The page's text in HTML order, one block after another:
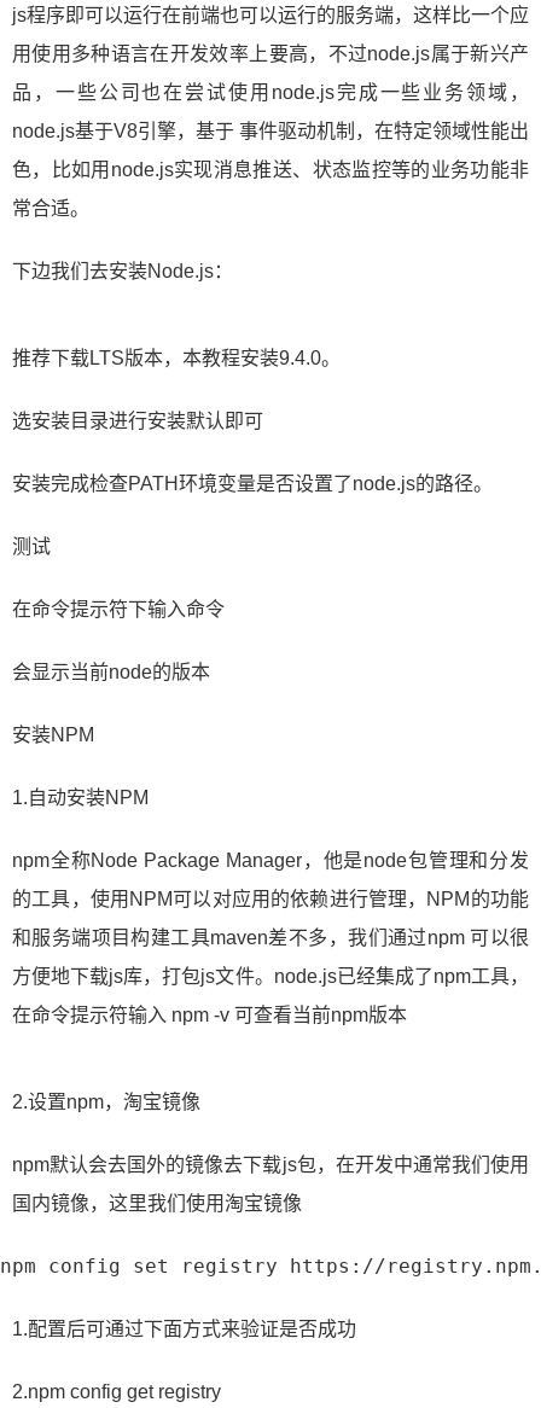
js程序即可以运行在前端也可以运行的服务端，这样比一个应
用使用多种语言在开发效率上要高，不过node.js属于新兴产
品，一些公司也在尝试使用node.js完成一些业务领域，
node.js基于V8引擎，基于 事件驱动机制，在特定领域性能出
色，比如用node.js实现消息推送、状态监控等的业务功能非
常合适。
下边我们去安装Node.js：
推荐下载LTS版本，本教程安装9.4.0。
选安装目录进行安装默认即可
安装完成检查PATH环境变量是否设置了node.js的路径。
测试
在命令提示符下输入命令
会显示当前node的版本
安装NPM
1.自动安装NPM
​npm全称Node Package Manager，他是node包管理和分发
的工具，使用NPM可以对应用的依赖进行管理，NPM的功能
和服务端项目构建工具maven差不多，我们通过npm 可以很
方便地下载js库，打包js文件。node.js已经集成了npm工具，
在命令提示符输入 npm -v 可查看当前npm版本
2.设置npm，淘宝镜像
npm默认会去国外的镜像去下载js包，在开发中通常我们使用
国内镜像，这里我们使用淘宝镜像
npm config set registry https://
1.配置后可通过下面方式来验证是否成功
2.npm config get registry